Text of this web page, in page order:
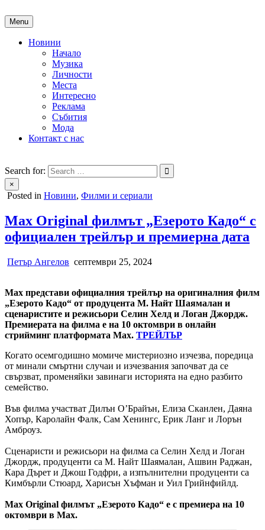
to
content
Menu
Новини
Начало
Музика
Личности
Места
Интересно
Реклама
Събития
Мода
Контакт с нас
People of Bulgaria
За хората на България
Search for:
×
Posted in Новини, Филми и сериали
Max Original филмът „Езерото Кадо“ с
официален трейлър и премиерна дата
Петър Ангелов септември 25, 2024
Max представи официалния трейлър на оригиналния филм
„Езерото Кадо“ от продуцента М. Найт Шаямалан и
сценаристите и режисьори Селин Хелд и Логан Джордж.
Премиерата на филма е на 10 октомври в онлайн
стрийминг платформата Max. ТРЕЙЛЪР
Когато осемгодишно момиче мистериозно изчезва, поредица
от минали смъртни случаи и изчезвания започват да се
свързват, променяйки завинаги историята на едно разбито
семейство.
Във филма участват Дилън О’Брайън, Елиза Сканлен, Даяна
Хопър, Каролайн Фалк, Сам Хенингс, Ерик Ланг и Лорън
Амброуз.
Сценаристи и режисьори на филма са Селин Хелд и Логан
Джордж, продуценти са М. Найт Шаямалан, Ашвин Раджан,
Кара Дърет и Джош Годфри, а изпълнителни продуценти са
Кимбърли Стюард, Харисън Хъфман и Уил Грийнфийлд.
Max Original филмът „Езерото Кадо“ е с премиера на 10
октомври в Max.